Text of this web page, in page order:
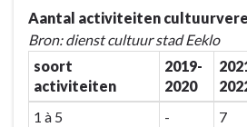
Aantal activiteiten
Bron: dienst cultuur stad Eeklo
soort
activiteiten
2019-
2020
1 à 5
- 7